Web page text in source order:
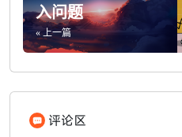
入问题
« 上一篇
评论区